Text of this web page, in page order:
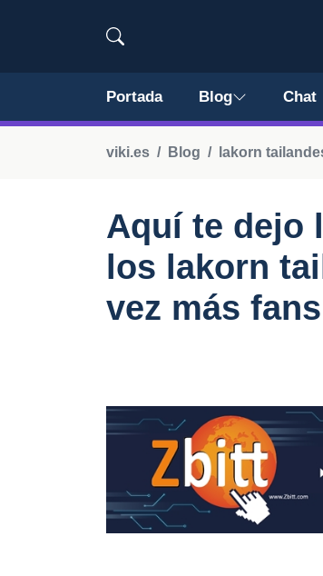
Portada Blog Chat
viki.es Blog lakorn
Aquí te dejo
los lakorn
vez más